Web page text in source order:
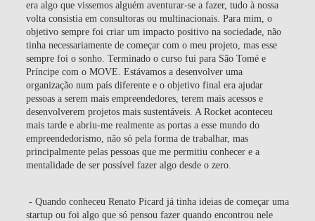
era algo que vissemos alguém aventurar-se a fazer, tudo à nossa
volta consistia em consultoras ou multinacionais. Para mim, o
objetivo sempre foi criar um impacto positivo na sociedade, não
tinha necessariamente de começar com o meu projeto, mas esse
sempre foi o sonho. Terminado o curso fui para São Tomé e
Príncipe com o MOVE. Estávamos a desenvolver uma
organização num país diferente e o objetivo final era ajudar
pessoas a serem mais empreendedores, terem mais acessos e
desenvolverem projetos mais sustentáveis. A Rocket aconteceu
mais tarde e abriu-me realmente as portas a esse mundo do
empreendedorismo, não só pela forma de trabalhar, mas
principalmente pelas pessoas que me permitiu conhecer e a
mentalidade de ser possível fazer algo desde o zero.
- Quando conheceu Renato Picard já tinha ideias de começar uma
startup ou foi algo que só pensou fazer quando encontrou nele